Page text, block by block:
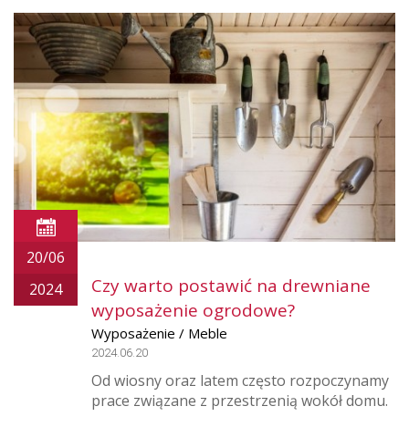
20/06
2024
Czy warto postawić na drewniane
wyposażenie ogrodowe?
Wyposażenie / Meble
2024.06.20
Od wiosny oraz latem często rozpoczynamy
prace związane z przestrzenią wokół domu.